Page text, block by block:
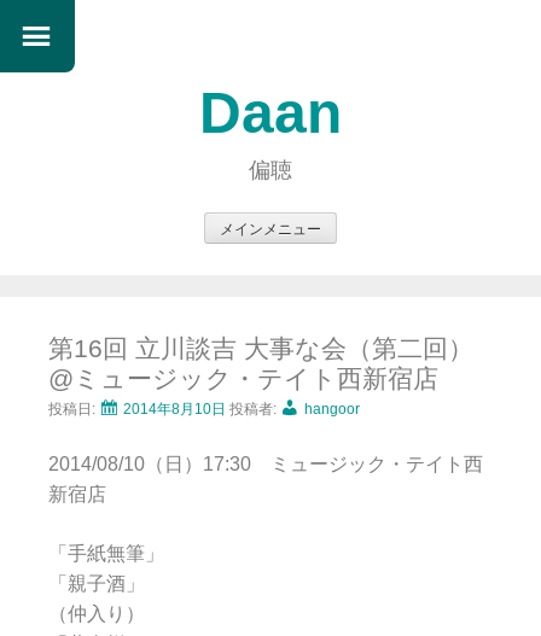
Daan
偏聴
メインメニュー
ン
ツ
へ
キ
ッ
第16回 立川談吉 大事な会（第二回）
@ミュージック・テイト西新宿店
投稿日: 2014年8月10日 投稿者: hangoor
2014/08/10（日）17:30 ミュージック・テイト西
新宿店
「手紙無筆」
「親子酒」
（仲入り）